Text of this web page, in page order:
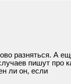
разняться. А
пишут про
ли он, если